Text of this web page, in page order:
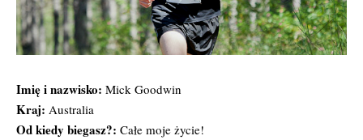
Imię i nazwisko: Mick Goodwin
Kraj: Australia
Od kiedy biegasz?: Całe moje życie!